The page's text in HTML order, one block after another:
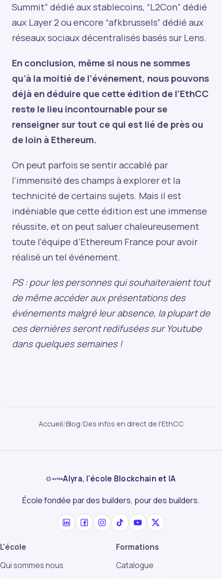
Summit” dédié aux stablecoins, “L2Con” dédié
aux Layer 2 ou encore “afkbrussels” dédié aux
réseaux sociaux décentralisés basés sur Lens.
En conclusion, même si nous ne sommes
qu’à la moitié de l’événement, nous pouvons
déjà en déduire que cette édition de l’EthCC
reste le lieu incontournable pour se
renseigner sur tout ce qui est lié de près ou
de loin à Ethereum.
On peut parfois se sentir accablé par
l’immensité des champs à explorer et la
technicité de certains sujets. Mais il est
indéniable que cette édition est une immense
réussite, et on peut saluer chaleureusement
toute l’équipe d’Ethereum France pour avoir
réalisé un tel événement.
PS : pour les personnes qui souhaiteraient tout
de même accéder aux présentations des
événements malgré leur absence, la plupart de
ces dernières seront redifusées sur Youtube
dans quelques semaines !
Accueil/Blog/Des infos en direct de l'EthCC
Alyra, l'école Blockchain et IA
École fondée par des builders, pour des builders.
L'école
Qui sommes nous
Formations
Catalogue